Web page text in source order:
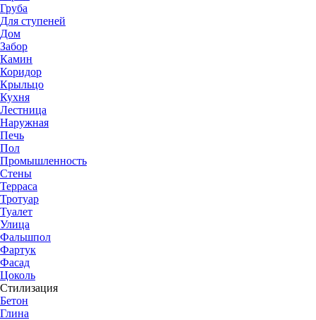
Груба
Для ступеней
Дом
Забор
Камин
Коридор
Крыльцо
Кухня
Лестница
Наружная
Печь
Пол
Промышленность
Стены
Терраса
Тротуар
Туалет
Улица
Фальшпол
Фартук
Фасад
Цоколь
Стилизация
Бетон
Глина